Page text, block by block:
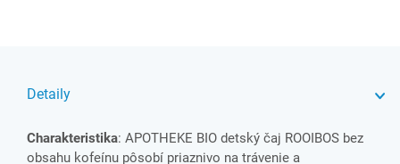
Detaily
Charakteristika: APOTHEKE BIO detský čaj ROOIBOS bez
obsahu kofeínu pôsobí priaznivo na trávenie a